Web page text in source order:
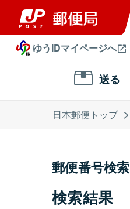
ゆうIDマイページへ
送る
日本郵便トップ
郵便番号検索
検索結果